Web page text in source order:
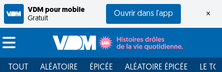
VDM pour mobile
Gratuit
Ouvrir dans l'app ×
TOUT ALÉATOIRE ÉPICÉE ALÉATOIRE ÉPICÉE LE